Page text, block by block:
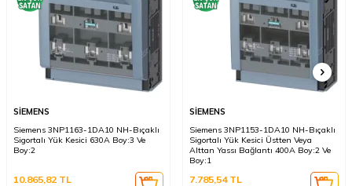
SİEMENS
Siemens 3NP1163-1DA10 NH-Bıçaklı
Sigortalı Yük Kesici 630A Boy:3 Ve
Boy:2
10.865,82 TL
SİEMENS
Siemens 3NP1153-1DA10 NH-Bıçaklı
Sigortalı Yük Kesici Üstten Veya
Alttan Yassı Bağlantı 400A Boy:2 Ve
Boy:1
7.785,54TL